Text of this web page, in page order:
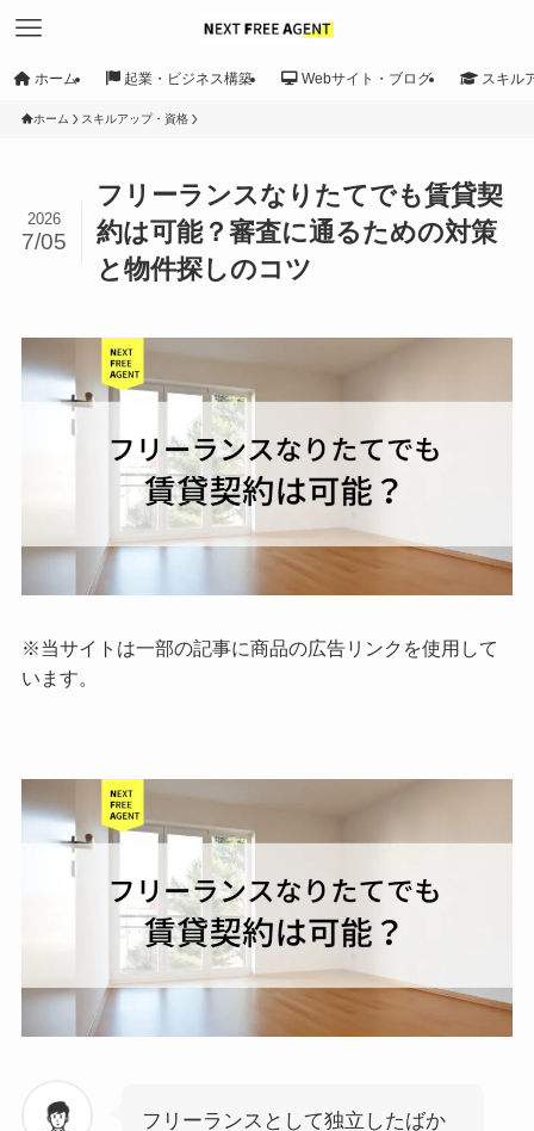
ホーム 起業・ビジネス構築 Webサイト・ブログ スキル
ホーム スキルアップ・資格
フリーランスなりたてでも賃貸契
約は可能？審査に通るための対策
と物件探しのコツ
2026
7/05
※当サイトは一部の記事に商品の広告リンクを使用して
います。
フリーランスとして独立したばか